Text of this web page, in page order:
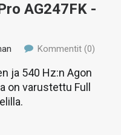
AG247FK -
Kommentit (0)
ja 540 Hz:n Agon
on varustettu Full